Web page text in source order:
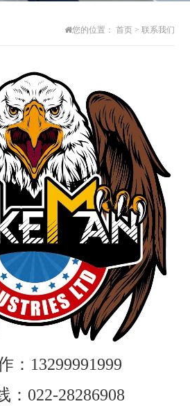
您的位置： 首页> 联系我们
：13299991999
：022-28286908